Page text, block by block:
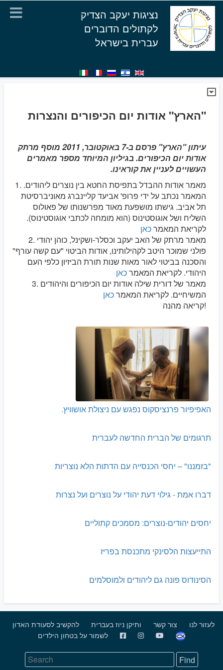
נציגות יעקב הצדיק
לקתולים הדוברים
עברית בישראל
"הארץ" אודות יום הכיפורים והנצרות
עיתון "הארץ" פרסם ב-7 באוקטובר, 2011 מוסף מרתק
אודות יום הכיפורים. בגיליון המיוחד מספר מאמרים
העשויים לעניין את קוראינו.
1. מאמר אודות ההבדל בתפיסת החטא בין נוצרים ליהודים.
המאמר נכתב על ידי פרופ' אביעד קליינברג מאוניברסיטת
תל אביב. גישתו מושפעת מאוד מפרשנותו של פאולוס
השליח ושל אוגוסטינוס (הוא מומחה לכתבי אוגוסטינוס).
לקריאת המאמרכאן
2. מאמר מרתק של האב יעקב וכסלר-ושקינל, כוהן יהודי
פולני שמוכר היטב לקהילותינו, אודות הביטוי "עם קשה עורף"
והסכנה בביטוי לאור מאות שנות תורת הביזיון כלפי העם
היהודי. לקריאת המאמרכאן
3. מאמר של דורית שילה אודות יום הכיפורים והיהודים
המשיחיים. לקריאת המאמרכאן
קריאה מהנה!
האפיפיור פרנציסקוס נפגש עם ניצולת אושוויץ.
תרגומים של הברית החדשה לעברית
"בזמננו" – יחסי הכנסייה עם הדתות הלא נוצריות
דברו אמת - גילוי דעת יהודי על נוצרים ועל נצרות
יחסים יהודים-נוצרים: מסמכים קתוליים
התייעצות הלסינקי מתכנסת בפריז
הסינודוס פונה גם ליהודים ולמוסלמים
לעזור לנו צור קשר ותיקן ניוז בעברית
להקשיב לסעודת האדון
לשמור על בטחון הילדים